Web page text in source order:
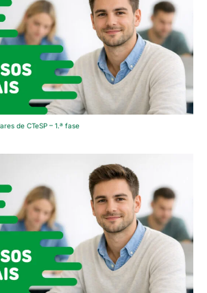
de CTeSP – 1.ª fase